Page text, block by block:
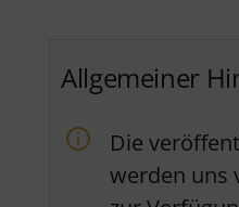
Allgemeiner
Die
werden uns